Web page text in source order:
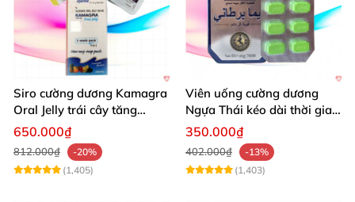
Siro cường dương Kamagra
Oral Jelly trái cây tăng
cường sinh lý nam
650.000₫
812.000₫
-20%
(1,405)
Viên uống cường dương
Ngựa Thái kéo dài thời gian
quan hệ
350.000₫
402.000₫
-13%
(1,403)